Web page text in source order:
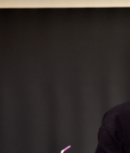
■メールアドレス：
【4位】山羊座（や
対人運が好調です
な日。パートナーや
しづらい話題を取り
【5位】牡牛座（お
趣味や友達付き合い